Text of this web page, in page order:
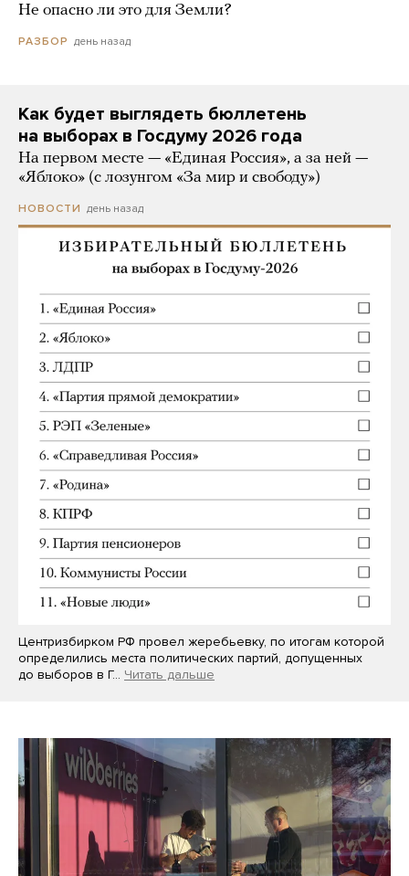
Не опасно ли это для Земли?
РАЗБОР день назад
Как будет выглядеть бюллетень
на выборах в Госдуму 2026 года
На первом месте — «Единая Россия», а за ней —
«Яблоко» (с лозунгом «За мир и свободу»)
НОВОСТИ день назад
Центризбирком РФ провел жеребьевку, по итогам которой
определились места политических партий, допущенных
до выборов в Г… Читать дальше